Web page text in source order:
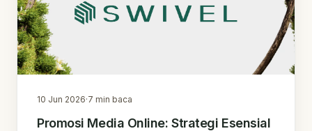
10 Jun 2026·7 min baca
Promosi Media Online: Strategi Esensial